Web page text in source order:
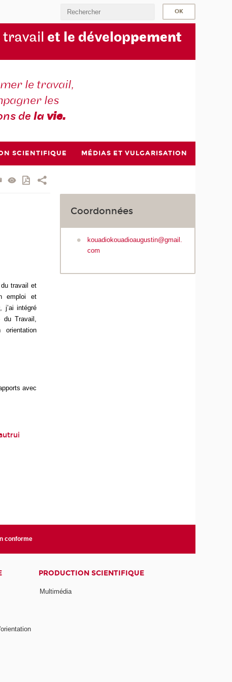
travail et le développement
le travail,
les
de lavie.
SCIENTIFIQUE MÉDIAS ET VULGARISATION
du travail et
emploi et
j’ai intégré
Travail,
avec
Coordonnées
kouadiokouadioaugustin@gmail.
com
conforme
PRODUCTION SCIENTIFIQUE
Multimédia